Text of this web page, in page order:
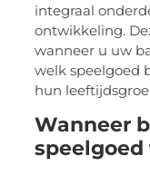
integraal
ontwikkeling.
wanneer u uw
welk speelgoed
hun
Wanneer
speelgoed